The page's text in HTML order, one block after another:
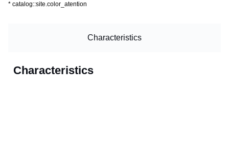
* catalog::site.color_atention
Characteristics
Characteristics